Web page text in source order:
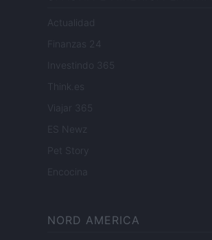
Actualidad
Finanzas 24
Investindo 365
Think.es
Viajar 365
ES Newz
Pet Story
Encocina
NORD AMERICA